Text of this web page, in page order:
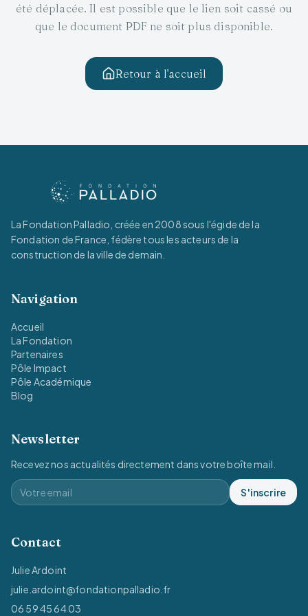
été déplacée. Il est possible que le lien soit cassé ou
que le document PDF ne soit plus disponible.
Retour à l'accueil
La Fondation Palladio, créée en 2008 sous l'égide de la
Fondation de France, fédère tous les acteurs de la
construction de la ville de demain.
Navigation
Accueil
La Fondation
Partenaires
Pôle Impact
Pôle Académique
Blog
Newsletter
Recevez nos actualités directement dans votre boîte mail.
S'inscrire
Contact
Julie Ardoint
julie.ardoint@fondationpalladio.fr
06 59 45 64 03